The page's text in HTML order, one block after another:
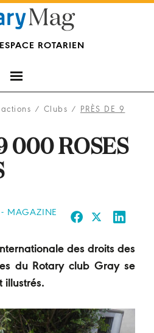
ESPACE ROTARIEN
/ Clubs / PRÈS DE 9
000 ROSES
- MAGAZINE
des droits des
du Rotary club Gray se
illustrés.